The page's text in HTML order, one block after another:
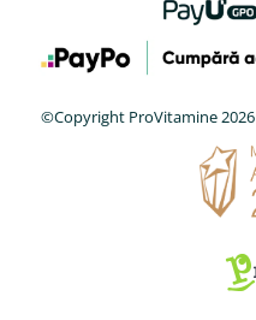
©Copyright ProVitamine 2026